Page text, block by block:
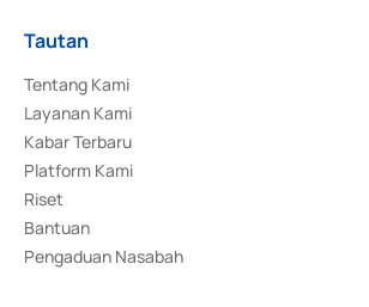
Tautan
Tentang Kami
Layanan Kami
Kabar Terbaru
Platform Kami
Riset
Bantuan
Pengaduan Nasabah